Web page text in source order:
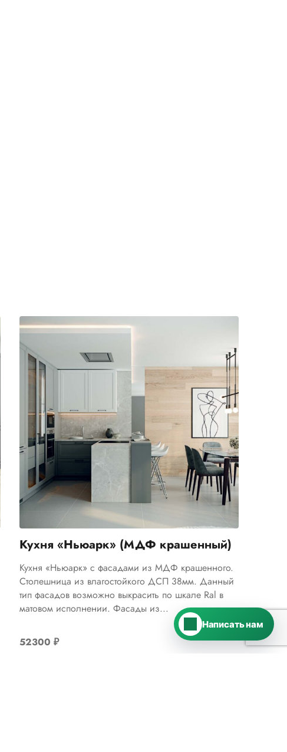
Кухня «Ньюарк» (МДФ крашенный)
Кухня «Ньюарк» с фасадами из МДФ крашенного.
Столешница из влагостойкого ДСП 38мм. Данный
тип фасадов возможно выкрасить по шкале Ral в
матовом исполнении. Фасады из...
52300 ₽
Telegram
Ответим в Telegram
MAX
Ответим в MAX
ВКонтакте
Ответим во ВКонтакте
Написать нам